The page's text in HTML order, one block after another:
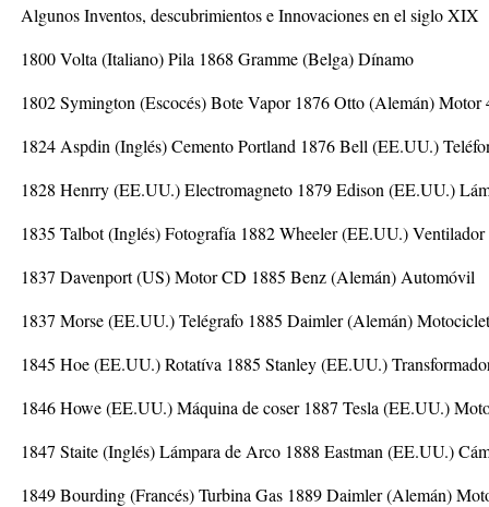
Algunos Inventos, descubrimientos e Innovaciones en el siglo XIX
1800 Volta (Italiano) Pila 1868 Gramme (Belga) Dínamo
1802 Symington (Escocés) Bote Vapor 1876 Otto (Alemán) Motor
1824 Aspdin (Inglés) Cemento Portland 1876 Bell (EE.UU.)
1828 Henrry (EE.UU.) Electromagneto 1879 Edison (EE.UU.)
1835 Talbot (Inglés) Fotografía 1882 Wheeler (EE.UU.)
1837 Davenport (US) Motor CD 1885 Benz (Alemán) Automóvil
1837 Morse (EE.UU.) Telégrafo 1885 Daimler (Alemán)
1845 Hoe (EE.UU.) Rotatíva 1885 Stanley (EE.UU.)
1846 Howe (EE.UU.) Máquina de coser 1887 Tesla (EE.UU.)
1847 Staite (Inglés) Lámpara de Arco 1888 Eastman (EE.UU.)
1849 Bourding (Francés) Turbina Gas 1889 Daimler (Alemán)